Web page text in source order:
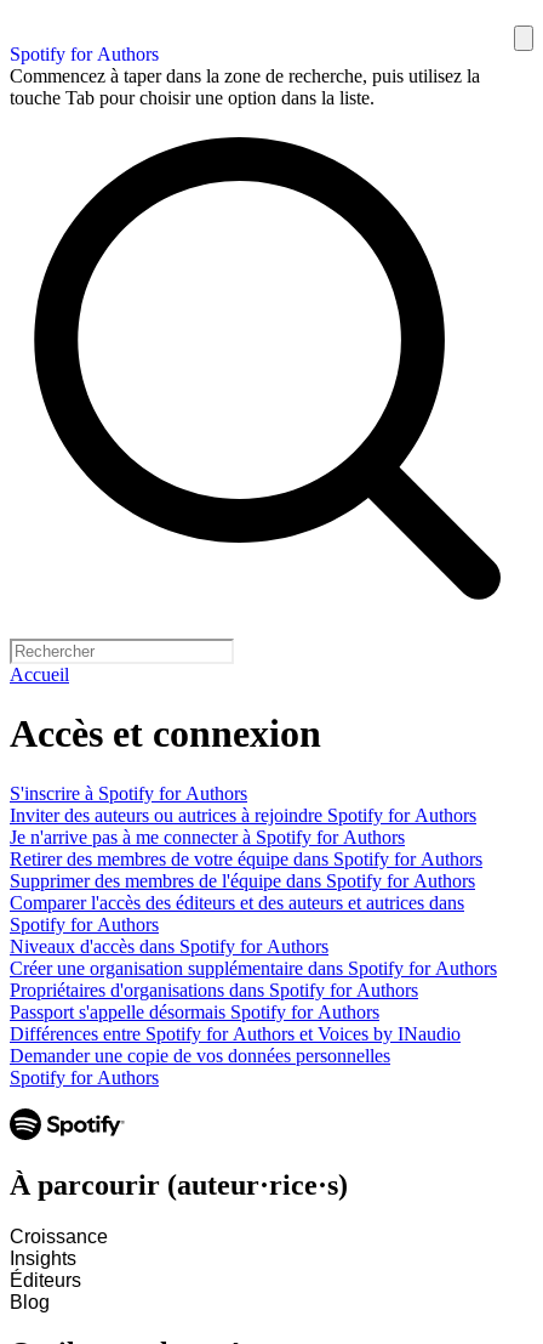
Spotify for Authors
Commencez à taper dans la zone de recherche, puis utilisez la
touche Tab pour choisir une option dans la liste.
Accueil
Accès et connexion
S'inscrire à Spotify for Authors
Inviter des auteurs ou autrices à rejoindre Spotify for Authors
Je n'arrive pas à me connecter à Spotify for Authors
Retirer des membres de votre équipe dans Spotify for Authors
Supprimer des membres de l'équipe dans Spotify for Authors
Comparer l'accès des éditeurs et des auteurs et autrices dans
Spotify for Authors
Niveaux d'accès dans Spotify for Authors
Créer une organisation supplémentaire dans Spotify for Authors
Propriétaires d'organisations dans Spotify for Authors
Passport s'appelle désormais Spotify for Authors
Différences entre Spotify for Authors et Voices by INaudio
Demander une copie de vos données personnelles
Spotify for Authors
À parcourir (auteur·rice·s)
Croissance
Insights
Éditeurs
Blog